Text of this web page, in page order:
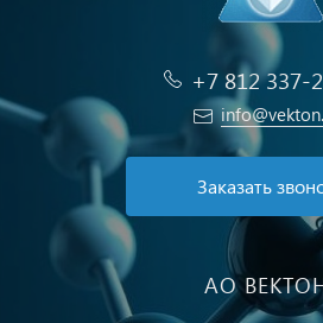
+7 812 337-
Заказать
АО